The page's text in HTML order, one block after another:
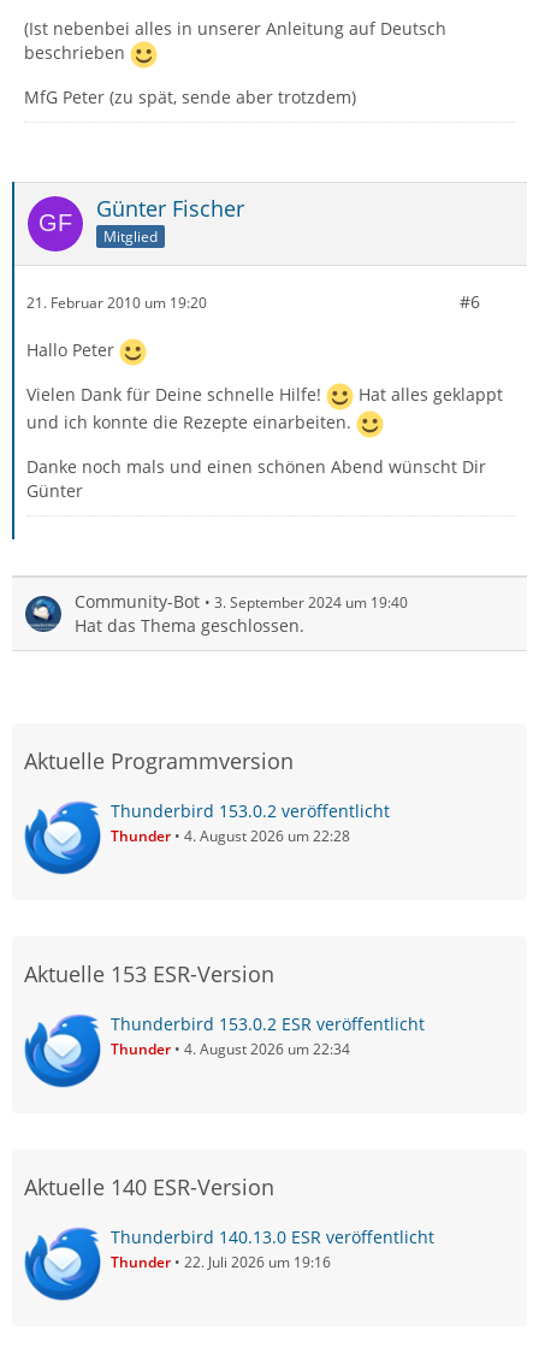
(Ist nebenbei alles in unserer Anleitung auf Deutsch
beschrieben
MfG Peter (zu spät, sende aber trotzdem)
Günter Fischer
Mitglied
21. Februar 2010 um 19:20 #6
Hallo Peter
Vielen Dank für Deine schnelle Hilfe!
Hat alles geklappt
und ich konnte die Rezepte einarbeiten.
Danke noch mals und einen schönen Abend wünscht Dir
Günter
Community-Bot 3. September 2024 um 19:40
Hat das Thema geschlossen.
Aktuelle Programmversion
Thunderbird 153.0.2 veröffentlicht
Thunder 4. August 2026 um 22:28
Aktuelle 153 ESR-Version
Thunderbird 153.0.2 ESR veröffentlicht
Thunder 4. August 2026 um 22:34
Aktuelle 140 ESR-Version
Thunderbird 140.13.0 ESR veröffentlicht
Thunder 22. Juli 2026 um 19:16